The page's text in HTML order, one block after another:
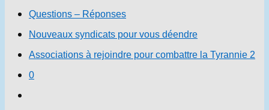
Questions – Réponses
Nouveaux syndicats pour vous déendre
Associations à rejoindre pour combattre la Tyrannie 2
0